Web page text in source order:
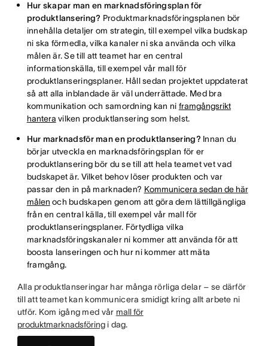
Hur skapar man en marknadsföringsplan för
produktlansering? Produktmarknadsföringsplanen bör
innehålla detaljer om strategin, till exempel vilka budskap
ni ska förmedla, vilka kanaler ni ska använda och vilka
målen är. Se till att teamet har en central
informationskälla, till exempel vår mall för
produktlanseringsplaner. Håll sedan projektet uppdaterat
så att alla inblandade är väl underrättade. Med bra
kommunikation och samordning kan ni framgångsrikt
hantera vilken produktlansering som helst.
Hur marknadsför man en produktlansering? Innan du
börjar utveckla en marknadsföringsplan för er
produktlansering bör du se till att hela teamet vet vad
budskapet är. Vilket behov löser produkten och var
passar den in på marknaden? Kommunicera sedan de här
målen och budskapen genom att göra dem lättillgängliga
från en central källa, till exempel vår mall för
produktlanseringsplaner. Förtydliga vilka
marknadsföringskanaler ni kommer att använda för att
boosta lanseringen och hur ni kommer att mäta
framgång.
Alla produktlanseringar har många rörliga delar – se därför
till att teamet kan kommunicera smidigt kring allt arbete ni
utför. Kom igång med vår mall för
produktmarknadsföringi dag.